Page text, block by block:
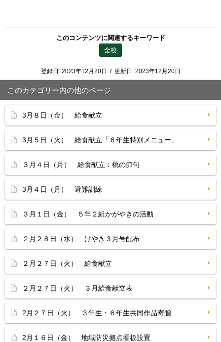
このコンテンツに関連するキーワード
全校
登録日: 2023年12月20日 / 更新日: 2023年12月20日
このカテゴリー内の他のページ
3月８日（金） 給食献立
3月５日（火） 給食献立「６年生特別メニュー」
３月４日（月） 給食献立：桃の節句
3月４日（月） 避難訓練
３月１日（金） ５年２組かがやきの活動
２月２８日（水） けやき３月号配布
２月２７日（火） 給食献立
２月２７日（火） ３月給食献立表
2月２７日（火） ３年生・６年生共同作品寄贈
2月１６日（金） 地域防災拠点看板設置